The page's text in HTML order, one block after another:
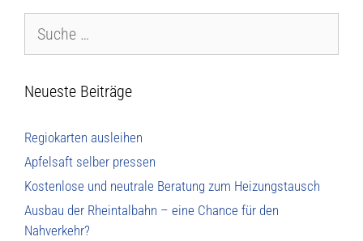
Neueste Beiträge
Regiokarten ausleihen
Apfelsaft selber pressen
Kostenlose und neutrale Beratung zum Heizungstausch
Ausbau der Rheintalbahn – eine Chance für den
Nahverkehr?